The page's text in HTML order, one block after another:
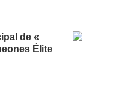
de «
Élite